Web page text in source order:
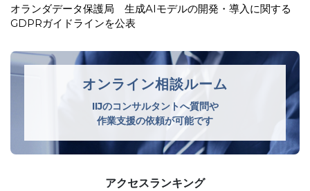
イタリア 年齢確認及びAIモデル事前学習に関する情報提供
の不備等で米国生成AI企業に…
オンライン相談ルーム
IIJのコンサルタントへ質問や
作業支援の依頼が可能です
アクセスランキング